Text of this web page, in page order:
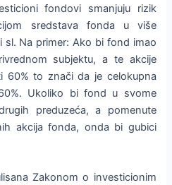
fondovi smanjuju rizik
sredstava fonda u više
sl. Na primer: Ako bi fond imao
subjektu, a te akcije
60% to znači da je celokupna
Ukoliko bi fond u svome
preduzeća, a pomenute
akcija fonda, onda bi gubici
Zakonom o investicionim